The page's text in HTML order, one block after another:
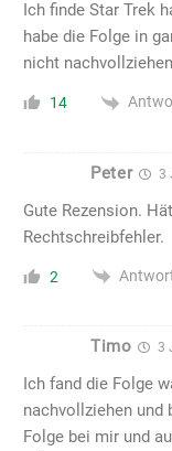
Ich finde Star Trek
habe die Folge in
nicht
14
Peter 3
Gute Rezension.
Rechtschreibfehler.
2
Timo 3
Ich fand die Folge
nachvollziehen und
Folge bei mir und